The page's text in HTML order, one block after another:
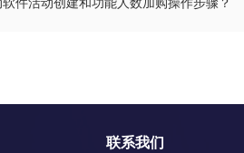
件活动创建和功能人数加购操作步骤？
联系我们